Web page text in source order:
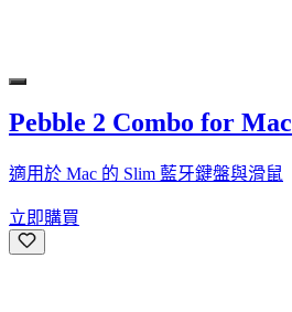
Pebble 2 Combo for Mac
適用於 Mac 的 Slim 藍牙鍵盤與滑鼠
立即購買